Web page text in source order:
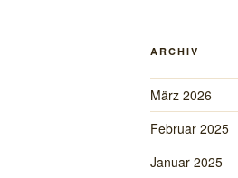
ARCHIV
März 2026
Februar 2025
Januar 2025